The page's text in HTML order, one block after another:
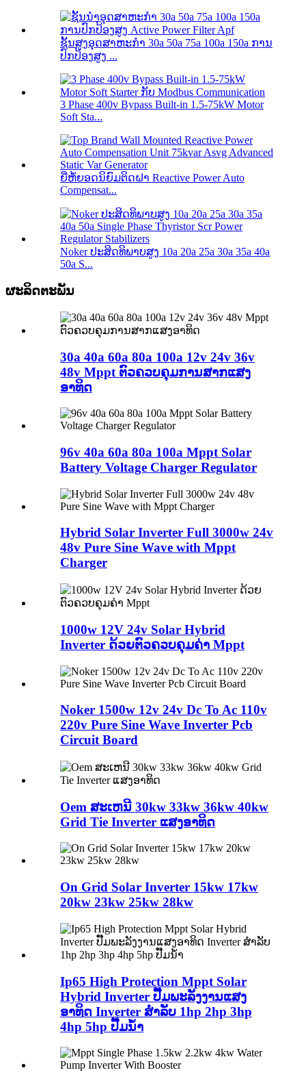
ຊັ້ນສູງອຸດສາຫະກໍາ 30a 50a 75a 100a 150a ການ
ປົກປ້ອງສູງ ...
3 Phase 400v Bypass Built-in 1.5-75kW Motor
Soft Sta...
ຍີ່ຫໍ້ຍອດນິຍົມຕິດຝາ Reactive Power Auto
Compensat...
Noker ປະສິດທິພາບສູງ 10a 20a 25a 30a 35a 40a
50a S...
ຜະລິດຕະພັນ
30a 40a 60a 80a 100a 12v 24v 36v
48v Mppt ຕົວຄວບຄຸມການສາກແສງ
ອາທິດ
96v 40a 60a 80a 100a Mppt Solar
Battery Voltage Charger Regulator
Hybrid Solar Inverter Full 3000w 24v
48v Pure Sine Wave with Mppt
Charger
1000w 12V 24v Solar Hybrid
Inverter ດ້ວຍຕົວຄວບຄຸມຄ່າ Mppt
Noker 1500w 12v 24v Dc To Ac 110v
220v Pure Sine Wave Inverter Pcb
Circuit Board
Oem ສະເຫນີ 30kw 33kw 36kw 40kw
Grid Tie Inverter ແສງອາທິດ
On Grid Solar Inverter 15kw 17kw
20kw 23kw 25kw 28kw
Ip65 High Protection Mppt Solar
Hybrid Inverter ປັ໊ມພະລັງງານແສງ
ອາທິດ Inverter ສໍາລັບ 1hp 2hp 3hp
4hp 5hp ປັ໊ມນ້ໍາ